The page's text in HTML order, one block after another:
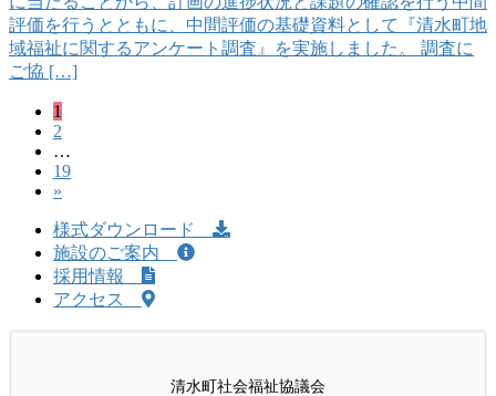
評価を行うとともに、中間評価の基礎資料として『清水町地
域福祉に関するアンケート調査』を実施しました。 調査に
ご協 […]
固
定
ペ
ー
ジ
1
固
定
ペ
ー
ジ
2
…
固
定
ペ
ー
ジ
19
»
様式ダウンロード
施設のご案内
採用情報
アクセス
清水町社会福祉協議会